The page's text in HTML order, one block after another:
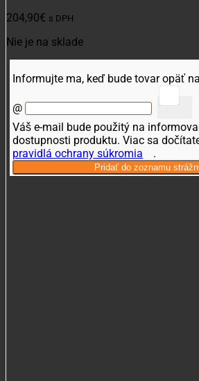
204,90€ s DPH
Nie je na sklade
Informujte ma, keď bude tovar opäť
@
Váš e-mail bude použitý na
dostupnosti produktu. Viac sa
pravidlá ochrany súkromia
.